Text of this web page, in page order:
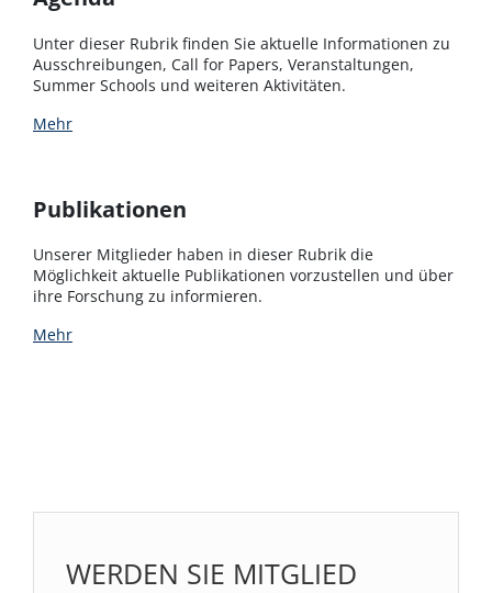
Unter dieser Rubrik finden Sie aktuelle Informationen zu
Ausschreibungen, Call for Papers, Veranstaltungen,
Summer Schools und weiteren Aktivitäten.
Mehr
Publikationen
Unserer Mitglieder haben in dieser Rubrik die
Möglichkeit aktuelle Publikationen vorzustellen und über
ihre Forschung zu informieren.
Mehr
WERDEN SIE MITGLIED